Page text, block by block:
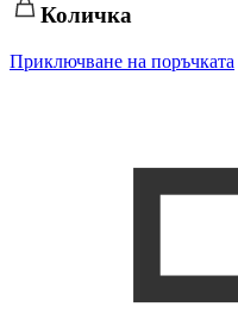
Количка
Приключване на поръчката